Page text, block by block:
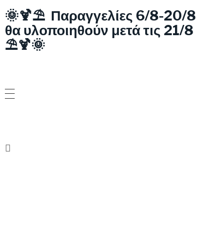
🌞🍹⛱️ Παραγγελίες 6/8-20/8
θα υλοποιηθούν μετά τις 21/8
⛱️🍹🌞